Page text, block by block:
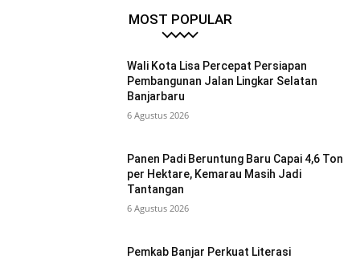
MOST POPULAR
Wali Kota Lisa Percepat Persiapan
Pembangunan Jalan Lingkar Selatan
Banjarbaru
6 Agustus 2026
Panen Padi Beruntung Baru Capai 4,6 Ton
per Hektare, Kemarau Masih Jadi
Tantangan
6 Agustus 2026
Pemkab Banjar Perkuat Literasi